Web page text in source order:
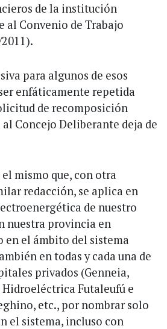
de la institución
al Convenio de Trabajo
para algunos de esos
enfáticamente repetida
de recomposición
Concejo Deliberante deja de
el mismo que, con otra
redacción, se aplica en
de nuestro
nuestra provincia en
en el ámbito del sistema
en todas y cada una de
privados (Genneia,
Hidroeléctrica Futaleufú e
etc., por nombrar solo
el sistema, incluso con